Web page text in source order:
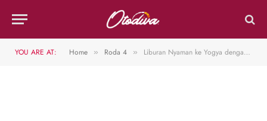
YOU ARE AT: Home » Roda 4 » Liburan Nyaman ke Yogya dengan Citroën ë-C3